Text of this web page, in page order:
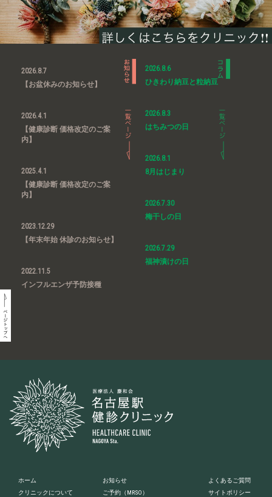
2026.8.7
【お盆休みのお知らせ】
2026.4.1
【健康診断 価格改定のご案
内】
2025.4.1
【健康診断 価格改定のご案
内】
2023.12.29
【年末年始 休診のお知らせ】
2022.11.5
インフルエンザ予防接種
2026.8.6
ひきわり納豆と粒納豆
2026.8.3
はちみつの日
2026.8.1
8月はじまり
2026.7.30
梅干しの日
2026.7.29
福神漬けの日
ホーム
クリニックについて
お知らせ
ご予約 （MRSO）
よくあるご質問
サイトポリシー